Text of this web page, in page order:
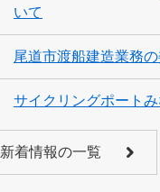
いて
尾道市渡船建造業務
サイクリングポート
新着情報の一覧